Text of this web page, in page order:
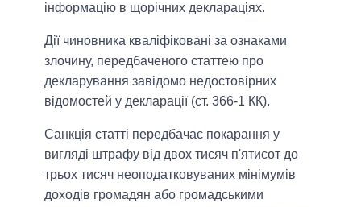
інформацію в щорічних деклараціях.
Дії чиновника кваліфіковані за ознаками
злочину, передбаченого статтею про
декларування завідомо недостовірних
відомостей у декларації (ст. 366-1 КК).
Санкція статті передбачає покарання у
вигляді штрафу від двох тисяч п'ятисот до
трьох тисяч неоподатковуваних мінімумів
доходів громадян або громадськими